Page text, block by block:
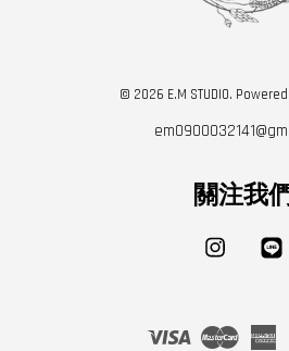
© 2026 E.M STUDIO.
關注我
Instagram
Visa Master